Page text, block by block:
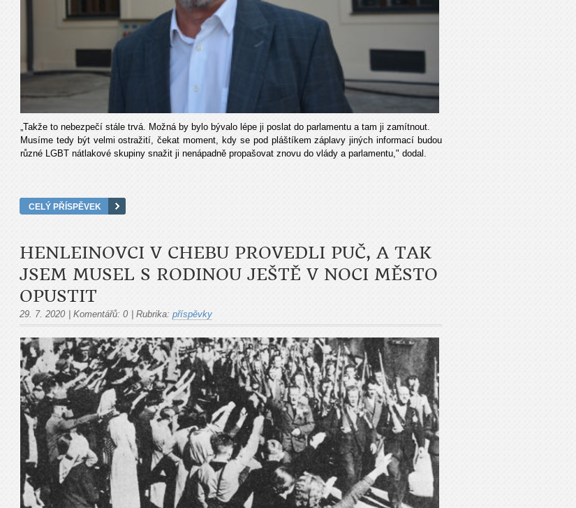
„Takže to nebezpečí stále trvá. Možná by bylo bývalo lépe ji poslat do parlamentu a tam ji zamítnout.
Musíme tedy být velmi ostražití, čekat moment, kdy se pod pláštíkem záplavy jiných informací budou
různé LGBT nátlakové skupiny snažit ji nenápadně propašovat znovu do vlády a parlamentu," dodal.
CELÝ PŘÍSPĚVEK
HENLEINOVCI V CHEBU PROVEDLI PUČ, A TAK
JSEM MUSEL S RODINOU JEŠTĚ V NOCI MĚSTO
OPUSTIT
29. 7. 2020 Komentářů: 0 Rubrika: příspěvky